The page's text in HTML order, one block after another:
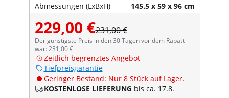
Abmessungen (LxBxH) 145.5 x 59 x 96 cm
229,00 €231,00 €
Der günstigste Preis in den 30 Tagen vor dem Rabatt
war: 231,00 €
Zeitlich begrenztes Angebot
Tiefpreisgarantie
Geringer Bestand: Nur 8 Stück auf Lager.
KOSTENLOSE LIEFERUNG bis ca. 17.8.